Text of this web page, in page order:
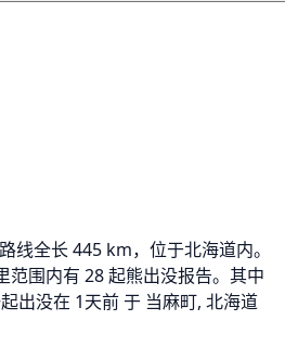
线全长 445 km，位于北海道内。
范围内有 28 起熊出没报告。其中
出没在 1天前 于 当麻町, 北海道